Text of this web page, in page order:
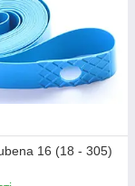
16 (18 - 305)